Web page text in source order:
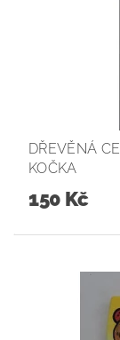
DŘEVĚNÁ
KOČKA
150 Kč